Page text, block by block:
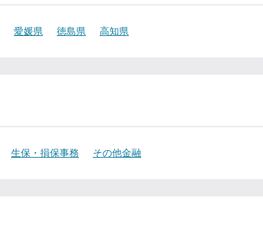
愛媛県 徳島県 高知県
生保・損保事務 その他金融